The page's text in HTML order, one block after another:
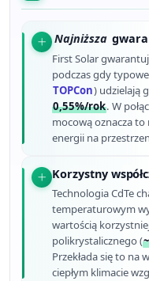
Najniższa
First Solar
podczas gdy
TOPCon) udzielają
0,55%/rok. W
mocową oznacza
energii na
Korzystny
Technologia CdTe
temperaturowym
wartością
polikrystalicznego (
Przekłada się to na
ciepłym klimacie